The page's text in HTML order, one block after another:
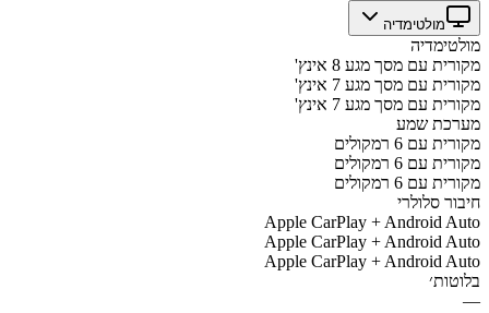
מולטימדיה
מולטימדיה
מקורית עם מסך מגע 8 אינץ'
מקורית עם מסך מגע 7 אינץ'
מקורית עם מסך מגע 7 אינץ'
מערכת שמע
מקורית עם 6 רמקולים
מקורית עם 6 רמקולים
מקורית עם 6 רמקולים
חיבור סלולרי
Apple CarPlay + Android Auto
Apple CarPlay + Android Auto
Apple CarPlay + Android Auto
בלוטות׳
—